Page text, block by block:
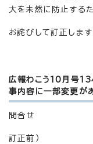
大を未然に防止するた
お詫びして訂正します
広報わこう10月号13
事内容に一部変更があ
問合せ
訂正前）